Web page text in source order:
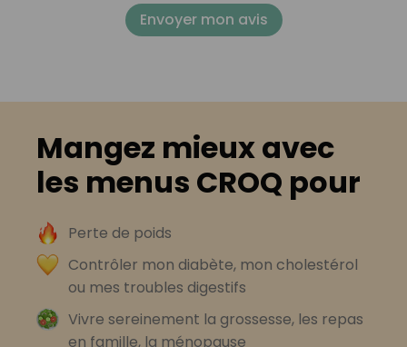
Envoyer mon avis
Mangez mieux avec
les menus CROQ pour
Perte de poids
Contrôler mon diabète, mon cholestérol
ou mes troubles digestifs
Vivre sereinement la grossesse, les repas
en famille, la ménopause